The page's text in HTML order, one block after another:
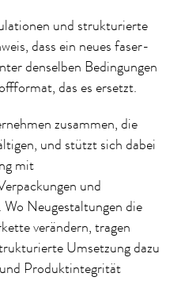
und strukturierte
dass ein neues faser-
denselben Bedingungen
das es ersetzt.
zusammen, die
und stützt sich dabei
mit
und
Neugestaltungen die
verändern, tragen
Umsetzung dazu
Produktintegrität